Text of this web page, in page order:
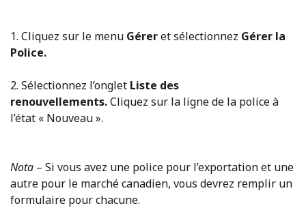
1. Cliquez sur le menu Géreret sélectionnez Gérer la
Police.
2. Sélectionnez l’onglet Liste des
renouvellements.Cliquez sur la ligne de la police à
l’état « Nouveau ».
Nota – Si vous avez une police pour l’exportation et une
autre pour le marché canadien, vous devrez remplir un
formulaire pour chacune.